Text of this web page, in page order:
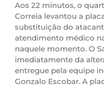
Aos 22 minutos, o
Correia levantou a
substituição do
atendimento médico
naquele momento. O
imediatamente da
entregue pela equipe
Gonzalo Escobar. A